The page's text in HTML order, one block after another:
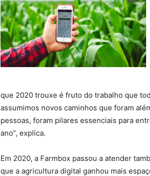
que 2020 trouxe é fruto do trabalho que
assumimos novos caminhos que foram
pessoas, foram pilares essenciais para
ano”, explica.
Em 2020, a Farmbox passou a atender
que a agricultura digital ganhou mais